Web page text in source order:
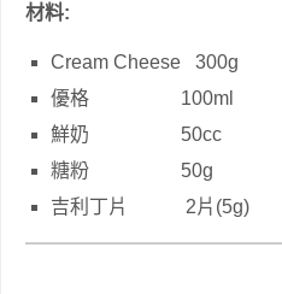
材料:
Cream Cheese 300g
優格 100ml
鮮奶 50cc
糖粉 50g
吉利丁片 2片(5g)